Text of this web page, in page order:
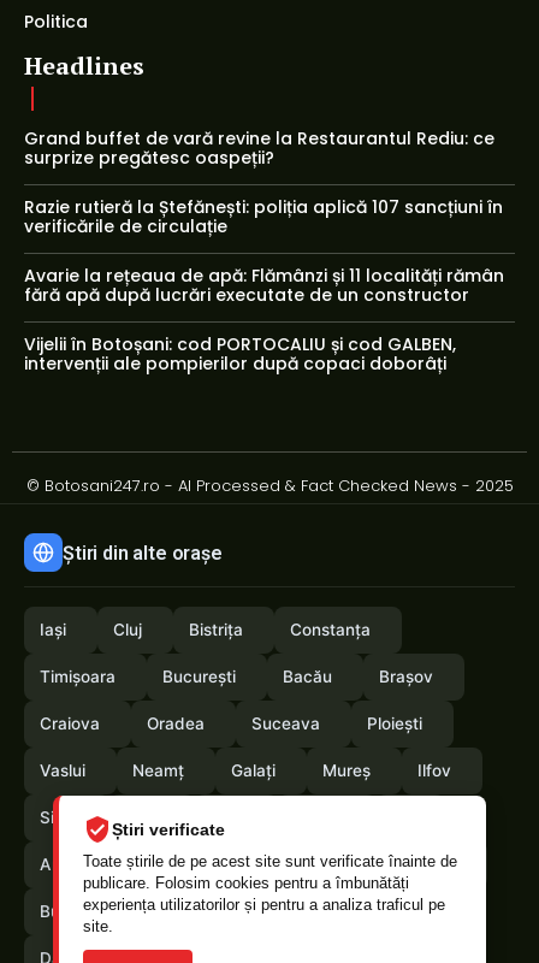
Știri verificate
Toate știrile de pe acest site sunt verificate înainte de
publicare. Folosim cookies pentru a îmbunătăți
experiența utilizatorilor și pentru a analiza traficul pe
site.
Politica
Headlines
Grand buffet de vară revine la Restaurantul Rediu: ce
surprize pregătesc oaspeții?
Razie rutieră la Ștefănești: poliția aplică 107 sancțiuni în
verificările de circulație
Avarie la rețeaua de apă: Flămânzi și 11 localități rămân
fără apă după lucrări executate de un constructor
Vijelii în Botoșani: cod PORTOCALIU și cod GALBEN,
intervenții ale pompierilor după copaci doborâți
© Botosani247.ro - AI Processed & Fact Checked News - 2025
Știri din alte orașe
Iași Cluj Bistrița Constanța
Timișoara București Bacău Brașov
Craiova Oradea Suceava Ploiești
Vaslui Neamț Galați Mureș Ilfov
Sibiu
Arges Maramures Vrancea Satumare
Buzau Braila Calarasi Caras-Severin
Dambovita Giurgiu